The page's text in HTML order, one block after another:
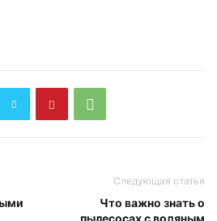
Следующая статья
Что важно знать о